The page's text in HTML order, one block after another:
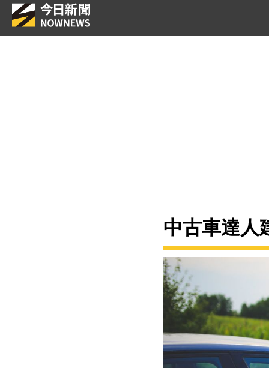
中古車達人